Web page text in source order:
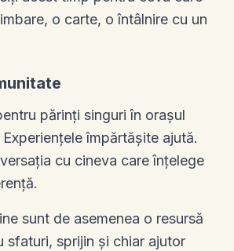
o carte, o întâlnire cu un
părinți singuri în orașul
împărtășite ajută.
cu cineva care înțelege
sunt de asemenea o resursă
sfaturi, sprijin și chiar ajutor